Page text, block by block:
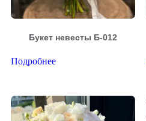
Букет невесты Б-012
Подробнее